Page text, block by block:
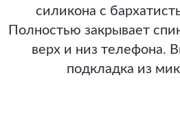
силикона с
Полностью закрывает
верх и низ телефона.
подкладка из